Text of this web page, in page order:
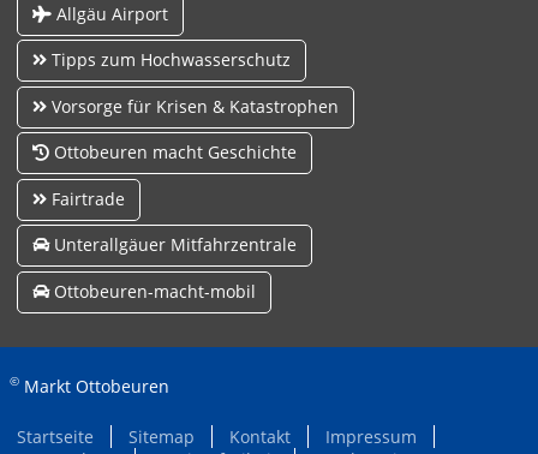
Allgäu Airport
Tipps zum Hochwasserschutz
Vorsorge für Krisen & Katastrophen
Ottobeuren macht Geschichte
Fairtrade
Unterallgäuer Mitfahrzentrale
Ottobeuren-macht-mobil
© Markt Ottobeuren
Startseite Sitemap Kontakt
Impressum